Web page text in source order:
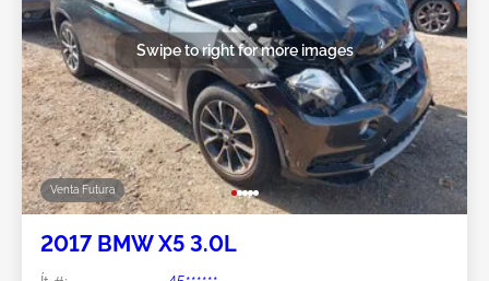
Venta Futura
Swipe to right for more images
2017 BMW X5 3.0L